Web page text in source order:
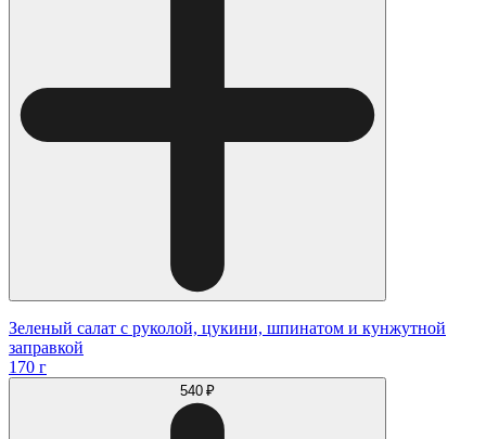
Зеленый салат с руколой, цукини, шпинатом и кунжутной
заправкой
170 г
540 ₽